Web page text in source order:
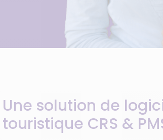
Une solution de
touristique CRS &